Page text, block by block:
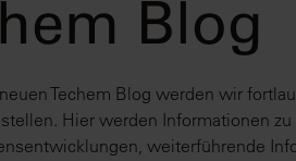
Blog
Techem Blog werden wir
Hier werden Informationen zu
weiterführende